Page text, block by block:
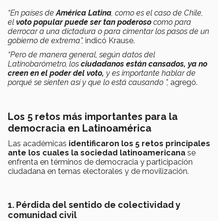
“En países deAmérica Latina, como es el caso de Chile,
el voto popular puede ser tan poderoso como para
derrocar a una dictadura o para cimentar los pasos de un
gobierno de extrema”, indicó Krause.
“Pero de manera general, según datos del
Latinobarómetro, los ciudadanos están cansados, ya no
creen en el poder del voto, y es importante hablar de
porqué se sienten así y que lo está causando ”, agregó.
Los 5 retos más importantes para la
democracia en Latinoamérica
Las académicas identificaron los 5 retos principales
ante los cuales la sociedad latinoamericana se
enfrenta en términos de democracia y participación
ciudadana en temas electorales y de movilización.
1. Pérdida del sentido de colectividad y
comunidad civil